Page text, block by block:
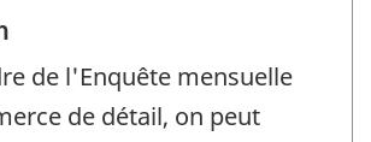
de l'Enquête mensuelle
de détail, on peut